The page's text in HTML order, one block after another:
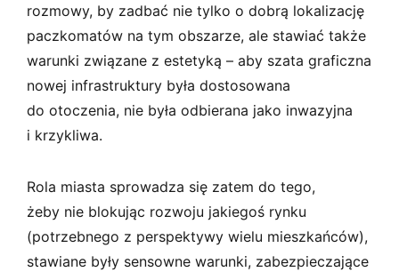
rozmowy, by zadbać nie tylko o dobrą lokalizację
paczkomatów na tym obszarze, ale stawiać także
warunki związane z estetyką – aby szata graficzna
nowej infrastruktury była dostosowana
do otoczenia, nie była odbierana jako inwazyjna
i krzykliwa.
Rola miasta sprowadza się zatem do tego,
żeby nie blokując rozwoju jakiegoś rynku
(potrzebnego z perspektywy wielu mieszkańców),
stawiane były sensowne warunki, zabezpieczające